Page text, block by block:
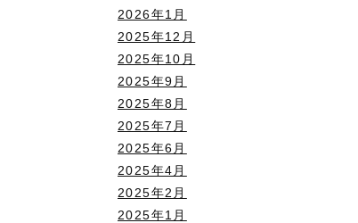
2026年1月
2025年12月
2025年10月
2025年9月
2025年8月
2025年7月
2025年6月
2025年4月
2025年2月
2025年1月